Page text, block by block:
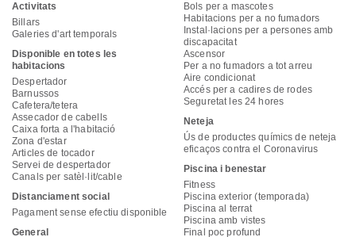
Activitats
Billars
Galeries d'art temporals
Disponible en totes les
habitacions
Despertador
Barnussos
Cafetera/tetera
Assecador de cabells
Caixa forta a l'habitació
Zona d'estar
Articles de tocador
Servei de despertador
Canals per satèl·lit/cable
Distanciament social
Pagament sense efectiu disponible
General
Bols per a mascotes
Habitacions per a no fumadors
Instal·lacions per a persones amb
discapacitat
Ascensor
Per a no fumadors a tot arreu
Aire condicionat
Accés per a cadires de rodes
Seguretat les 24 hores
Neteja
Ús de productes químics de neteja
eficaços contra el Coronavirus
Piscina i benestar
Fitness
Piscina exterior (temporada)
Piscina al terrat
Piscina amb vistes
Final poc profund